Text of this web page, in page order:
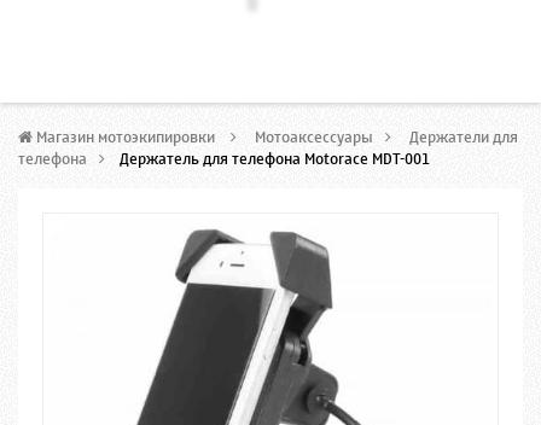
Магазин мотоэкипировки > Мотоаксессуары > Держатели для
телефона > Держатель для телефона Motorace MDT-001